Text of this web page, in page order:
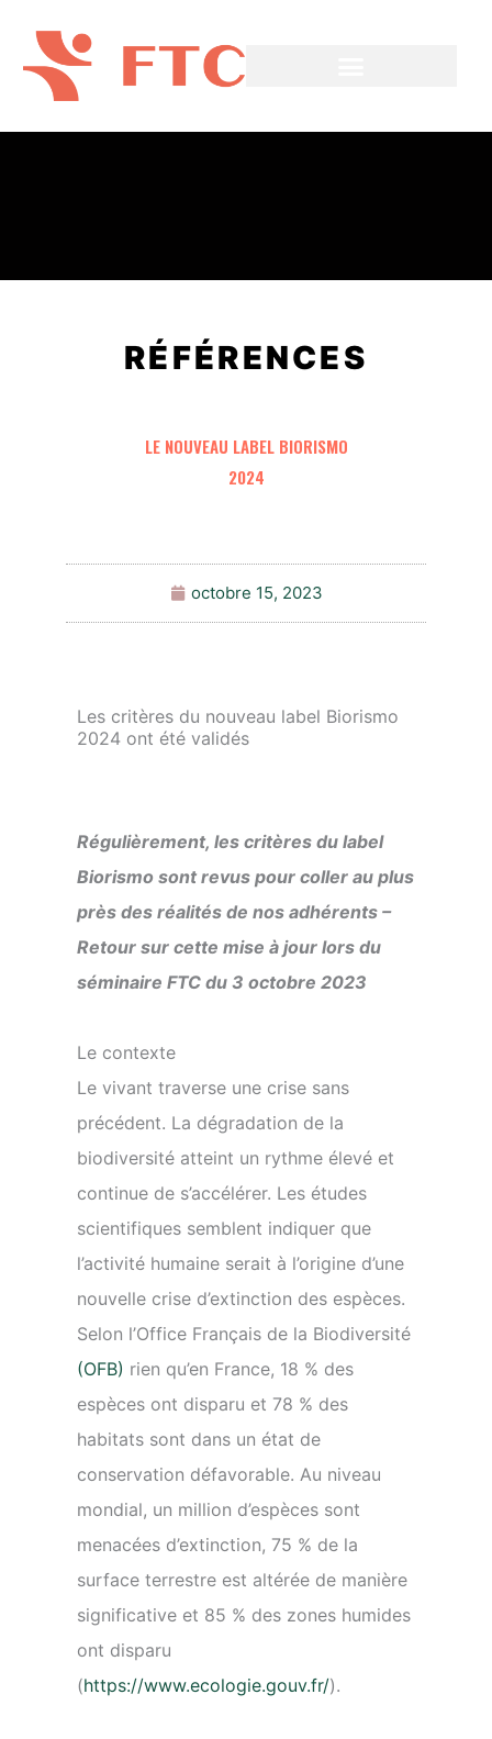
RÉFÉRENCES
LE NOUVEAU LABEL BIORISMO
2024
octobre 15, 2023
Les critères du nouveau label Biorismo
2024 ont été validés
Régulièrement, les critères du label
Biorismo sont revus pour coller au plus
près des réalités de nos adhérents –
Retour sur cette mise à jour lors du
séminaire FTC du 3 octobre 2023
Le contexte
Le vivant traverse une crise sans
précédent. La dégradation de la
biodiversité atteint un rythme élevé et
continue de s’accélérer. Les études
scientifiques semblent indiquer que
l’activité humaine serait à l’origine d’une
nouvelle crise d’extinction des espèces.
Selon l’Office Français de la Biodiversité
(OFB) rien qu’en France, 18 % des
espèces ont disparu et 78 % des
habitats sont dans un état de
conservation défavorable. Au niveau
mondial, un million d’espèces sont
menacées d’extinction, 75 % de la
surface terrestre est altérée de manière
significative et 85 % des zones humides
ont disparu
(https://www.ecologie.gouv.fr/).